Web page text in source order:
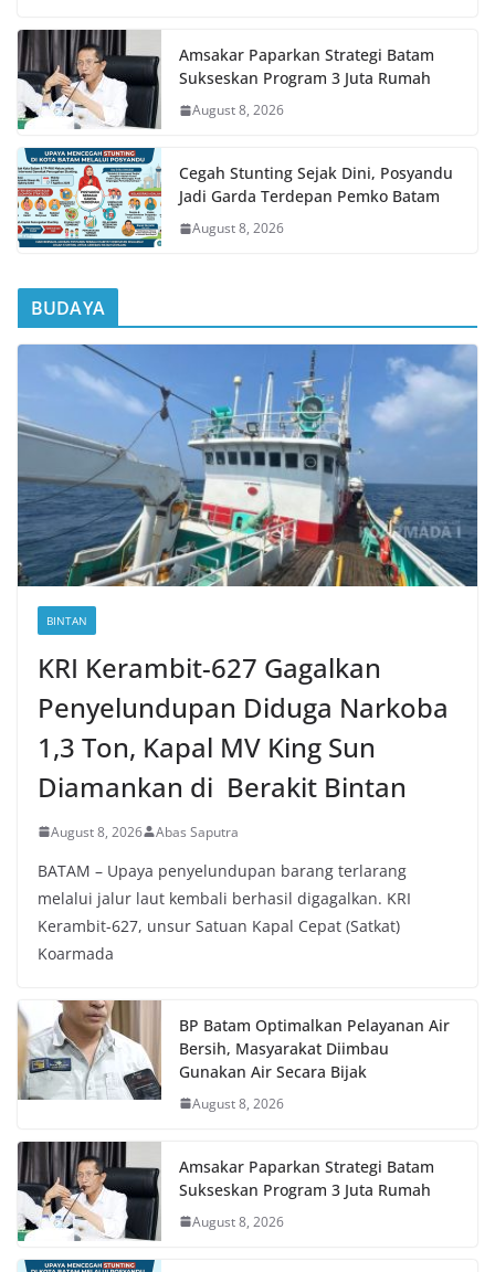
Amsakar Paparkan Strategi Batam
Sukseskan Program 3 Juta Rumah
August 8, 2026
Cegah Stunting Sejak Dini, Posyandu
Jadi Garda Terdepan Pemko Batam
August 8, 2026
BUDAYA
BINTAN
KRI Kerambit-627 Gagalkan
Penyelundupan Diduga Narkoba
1,3 Ton, Kapal MV King Sun
Diamankan di Berakit Bintan
August 8, 2026 Abas Saputra
BATAM – Upaya penyelundupan barang terlarang
melalui jalur laut kembali berhasil digagalkan. KRI
Kerambit-627, unsur Satuan Kapal Cepat (Satkat)
Koarmada
BP Batam Optimalkan Pelayanan Air
Bersih, Masyarakat Diimbau
Gunakan Air Secara Bijak
August 8, 2026
Amsakar Paparkan Strategi Batam
Sukseskan Program 3 Juta Rumah
August 8, 2026